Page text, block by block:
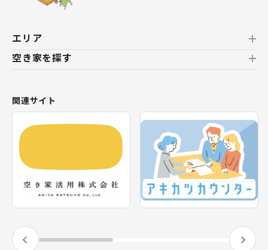
エリア
北海道
東北
関東
神奈川県
甲信越・北陸
東海
静岡県
空き家を探す
新着の空き家
テーマから探す
エリアから探す
関連サイト